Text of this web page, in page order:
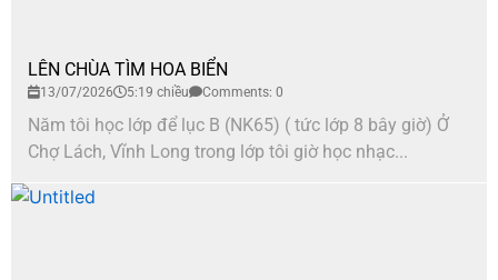
LÊN CHÙA TÌM HOA BIỂN
13/07/2026 5:19 chiều Comments: 0
Năm tôi học lớp để lục B (NK65) ( tức lớp 8 bây giờ) Ở
Chợ Lách, Vĩnh Long trong lớp tôi giờ học nhạc...